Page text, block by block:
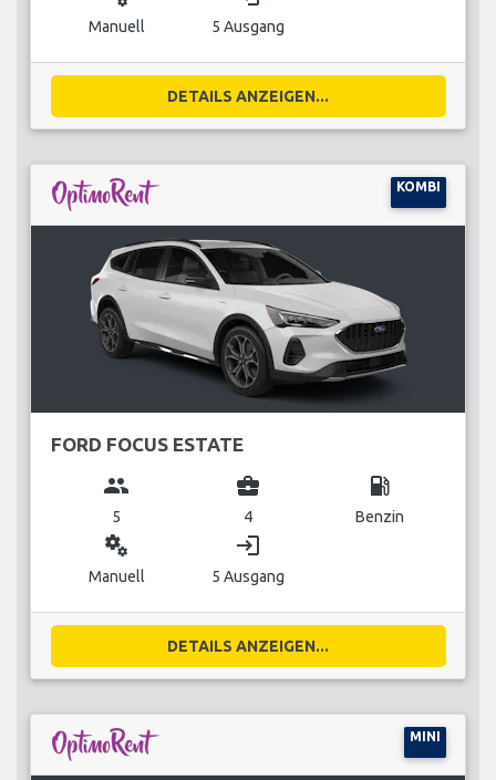
Manuell 5 Ausgang
DETAILS ANZEIGEN...
KOMBI
FORD FOCUS ESTATE
group
5
business_center
4
local_gas_station
Benzin
miscellaneous_services
Manuell
login
5 Ausgang
DETAILS ANZEIGEN...
MINI